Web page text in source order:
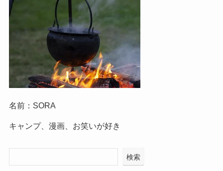
名前：SORA
キャンプ、漫画、お笑いが好き
検索